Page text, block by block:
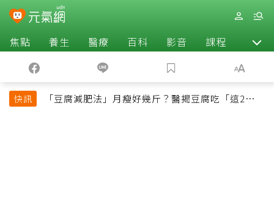
焦點 養生 醫療 百科 影音 課程 退休
快訊
「豆腐減肥法」月瘦好幾斤？醫揭豆腐吃「這2種最